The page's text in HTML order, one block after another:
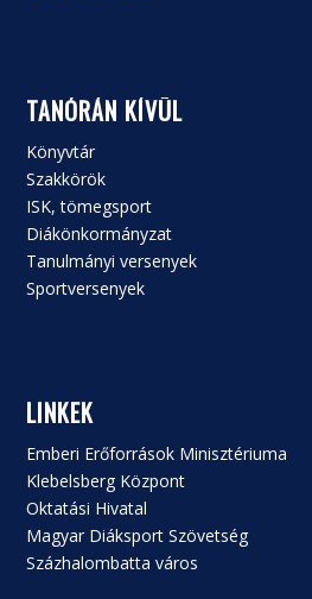
TANÓRÁN KÍVÜL
Könyvtár
Szakkörök
ISK, tömegsport
Diákönkormányzat
Tanulmányi versenyek
Sportversenyek
LINKEK
Emberi Erőforrások Minisztériuma
Klebelsberg Központ
Oktatási Hivatal
Magyar Diáksport Szövetség
Százhalombatta város